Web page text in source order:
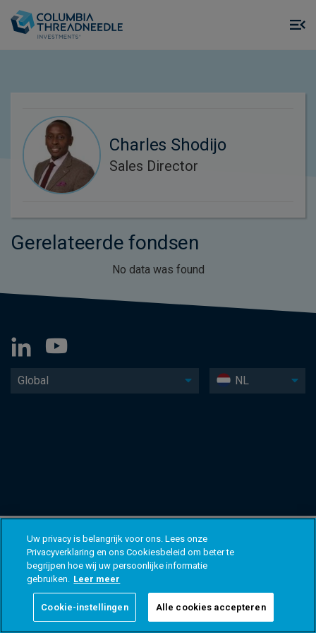
Charles Shodijo
Sales Director
Gerelateerde fondsen
No data was found
Global NL
Uw privacy is belangrijk voor ons. Lees onze
Privacyverklaring en ons Cookiesbeleid om beter te
begrijpen hoe wij uw persoonlijke informatie
gebruiken. Leer meer
Cookie-instellingen Alle cookies accepteren